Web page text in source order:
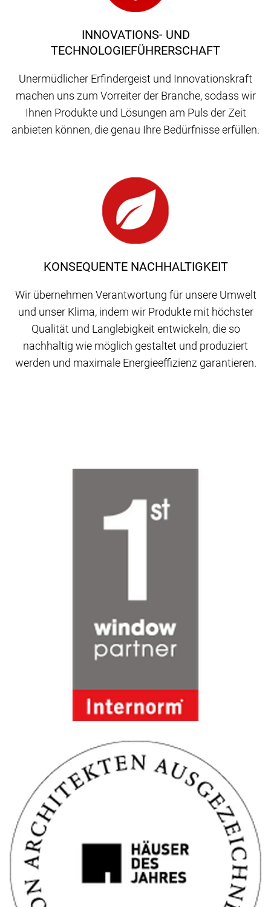
KONSEQUENTE NACHHALTIGKEIT
Wir übernehmen Verantwortung für unsere Umwelt
und unser Klima, indem wir Produkte mit höchster
Qualität und Langlebigkeit entwickeln, die so
nachhaltig wie möglich gestaltet und produziert
werden und maximale Energieeffizienz garantieren.
INNOVATIONS- UND
TECHNOLOGIEFÜHRERSCHAFT
Unermüdlicher Erfindergeist und Innovationskraft
machen uns zum Vorreiter der Branche, sodass wir
Ihnen Produkte und Lösungen am Puls der Zeit
anbieten können, die genau Ihre Bedürfnisse erfüllen.